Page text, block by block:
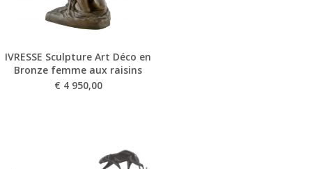
IVRESSE Sculpture Art Déco en
Bronze femme aux raisins
€ 4 950,00